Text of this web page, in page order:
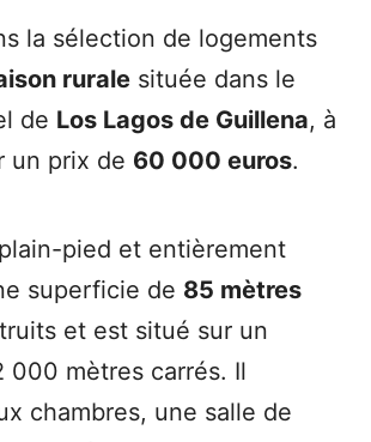
la sélection de logements
rurale située dans le
de Los Lagos de Guillena, à
un prix de 60 000 euros.
pied et entièrement
superficie de 85 mètres
et est situé sur un
000 mètres carrés. Il
chambres, une salle de